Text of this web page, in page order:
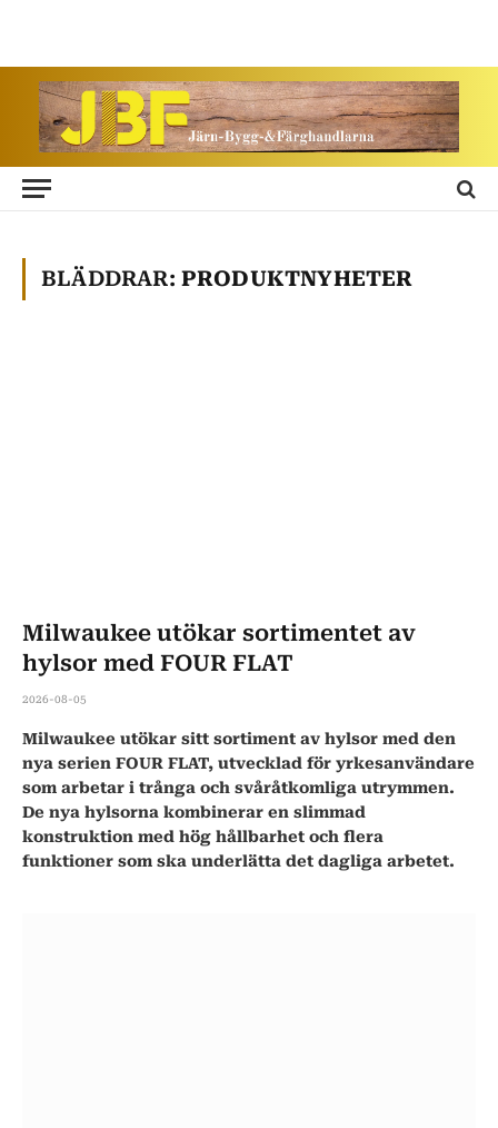
BLÄDDRAR: PRODUKTNYHETER
Milwaukee utökar sortimentet av
hylsor med FOUR FLAT
2026-08-05
Milwaukee utökar sitt sortiment av hylsor med den
nya serien FOUR FLAT, utvecklad för yrkesanvändare
som arbetar i trånga och svåråtkomliga utrymmen.
De nya hylsorna kombinerar en slimmad
konstruktion med hög hållbarhet och flera
funktioner som ska underlätta det dagliga arbetet.